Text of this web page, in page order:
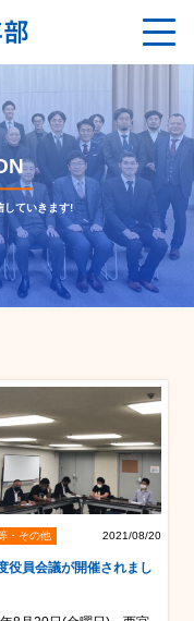
していきます!
・その他 2021/08/20
役員会議が開催されまし